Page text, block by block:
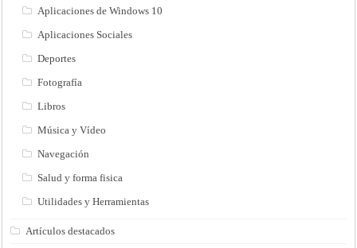
Aplicaciones de Windows 10
Aplicaciones Sociales
Deportes
Fotografía
Libros
Música y Vídeo
Navegación
Salud y forma fisica
Utilidades y Herramientas
Artículos destacados